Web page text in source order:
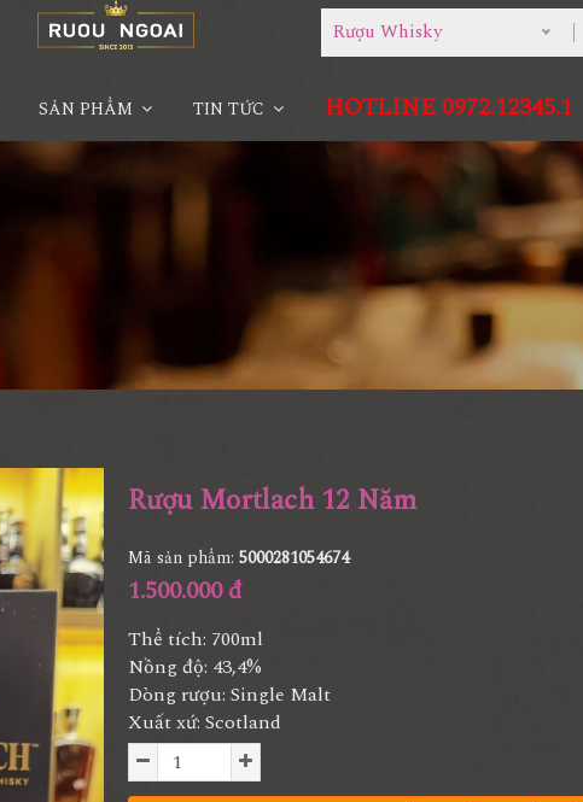
Rượu Whisky
SẢN PHẨM TIN TỨC HOTLINE 0972.12345.1
Rượu Mortlach 12 Năm
Mã sản phẩm: 5000281054674
1.500.000 đ
Thể tích: 700ml
Nồng độ: 43,4%
Dòng rượu: Single Malt
Xuất xứ: Scotland